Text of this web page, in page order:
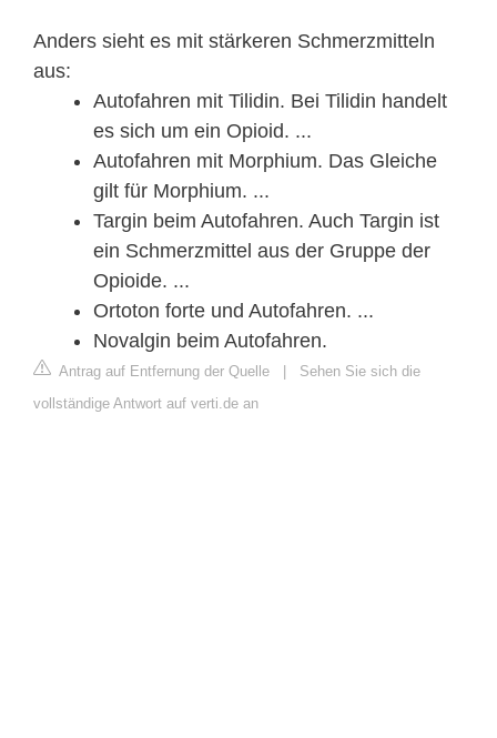
Anders sieht es mit stärkeren Schmerzmitteln
aus:
Autofahren mit Tilidin. Bei Tilidin handelt
es sich um ein Opioid. ...
Autofahren mit Morphium. Das Gleiche
gilt für Morphium. ...
Targin beim Autofahren. Auch Targin ist
ein Schmerzmittel aus der Gruppe der
Opioide. ...
Ortoton forte und Autofahren. ...
Novalgin beim Autofahren.
Antrag auf Entfernung der Quelle
Sehen Sie sich die
vollständige Antwort auf verti.de an